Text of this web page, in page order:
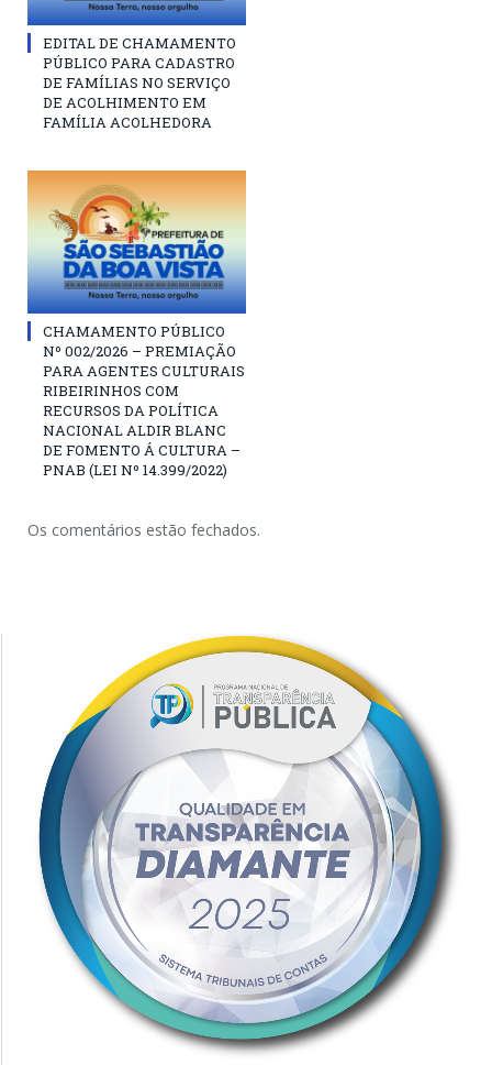
EDITAL DE CHAMAMENTO
PÚBLICO PARA CADASTRO
DE FAMÍLIAS NO SERVIÇO
DE ACOLHIMENTO EM
FAMÍLIA ACOLHEDORA
CHAMAMENTO PÚBLICO
Nº 002/2026 – PREMIAÇÃO
PARA AGENTES CULTURAIS
RIBEIRINHOS COM
RECURSOS DA POLÍTICA
NACIONAL ALDIR BLANC
DE FOMENTO Á CULTURA –
PNAB (LEI Nº 14.399/2022)
Os comentários estão fechados.